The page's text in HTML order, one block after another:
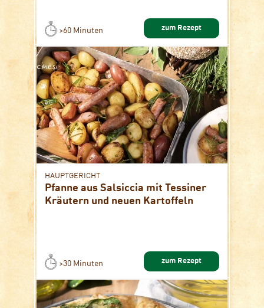
>60 Minuten zum Rezept
HAUPTGERICHT
Pfanne aus Salsiccia mit Tessiner
Kräutern und neuen Kartoffeln
>30 Minuten zum Rezept